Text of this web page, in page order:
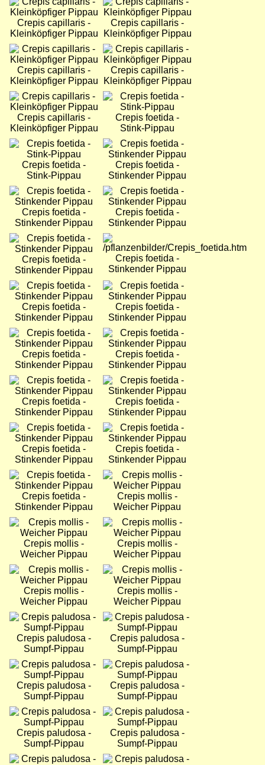
Crepis capillaris -
Kleinköpfiger Pippau
Crepis capillaris -
Kleinköpfiger Pippau
Bild
Crepis capillaris -
Kleinköpfiger Pippau
Bild
Crepis capillaris -
Kleinköpfiger Pippau
Bild
Crepis capillaris -
Kleinköpfiger Pippau
Bild
Crepis foetida -
Stink-Pippau
Bild
Crepis foetida -
Stink-Pippau
Bild
Crepis foetida -
Stinkender Pippau
Bild
Crepis foetida -
Stinkender Pippau
Bild
Crepis foetida -
Stinkender Pippau
Bild
Crepis foetida -
Stinkender Pippau
Bild
Crepis foetida -
Stinkender Pippau
Bild
Crepis foetida -
Stinkender Pippau
Bild
Crepis foetida -
Stinkender Pippau
Bild
Crepis foetida -
Stinkender Pippau
Bild
Crepis foetida -
Stinkender Pippau
Bild
Crepis foetida -
Stinkender Pippau
Bild
Crepis foetida -
Stinkender Pippau
Bild
Crepis foetida -
Stinkender Pippau
Bild
Crepis foetida -
Stinkender Pippau
Bild
Crepis foetida -
Stinkender Pippau
Bild
Crepis mollis -
Weicher Pippau
Bild
Crepis mollis -
Weicher Pippau
Bild
Crepis mollis -
Weicher Pippau
Bild
Crepis mollis -
Weicher Pippau
Bild
Crepis mollis -
Weicher Pippau
Bild
Crepis paludosa -
Sumpf-Pippau
Bild
Crepis paludosa -
Sumpf-Pippau
Bild
Crepis paludosa -
Sumpf-Pippau
Bild
Crepis paludosa -
Sumpf-Pippau
Bild
Crepis paludosa -
Sumpf-Pippau
Bild
Crepis paludosa -
Sumpf-Pippau
Bild
Bild